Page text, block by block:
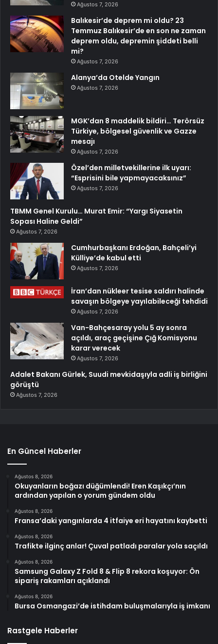
Ağustos 7, 2026
Balıkesir’de deprem mi oldu? 23
Temmuz Balıkesir’de en son ne zaman
deprem oldu, depremin şiddeti belli
mi?
Ağustos 7, 2026
Alanya’da Otelde Yangın
Ağustos 7, 2026
MGK’dan 8 maddelik bildiri… Terörsüz
Türkiye, bölgesel güvenlik ve Gazze
mesajı
Ağustos 7, 2026
Özel’den milletvekillerine ilk uyarı:
“Esprisini bile yapmayacaksınız”
Ağustos 7, 2026
TBMM Genel Kurulu… Murat Emir: “Yargı Siyasetin
Sopası Haline Geldi”
Ağustos 7, 2026
Cumhurbaşkanı Erdoğan, Bahçeli’yi
Külliye’de kabul etti
Ağustos 7, 2026
İran’dan nükleer tesise saldırı halinde
savaşın bölgeye yayılabileceği tehdidi
Ağustos 7, 2026
Van-Bahçesaray yolu 5 ay sonra
açıldı, araç geçişine Çığ Komisyonu
karar verecek
Ağustos 7, 2026
Adalet Bakanı Gürlek, Suudi mevkidaşıyla adli iş birliğini
görüştü
Ağustos 7, 2026
En Güncel Haberler
Ağustos 8, 2026
Okuyanların boğazı düğümlendi! Eren Kaşıkçı’nın
ardından yapılan o yorum gündem oldu
Ağustos 8, 2026
Fransa’daki yangınlarda 4 itfaiye eri hayatını kaybetti
Ağustos 8, 2026
Trafikte ilginç anlar! Çuval patladı paralar yola saçıldı
Ağustos 8, 2026
Samsung Galaxy Z Fold 8 & Flip 8 rekora koşuyor: Ön
sipariş rakamları açıklandı
Ağustos 8, 2026
Bursa Osmangazi’de istihdam buluşmalarıyla iş imkanı
Rastgele Haberler